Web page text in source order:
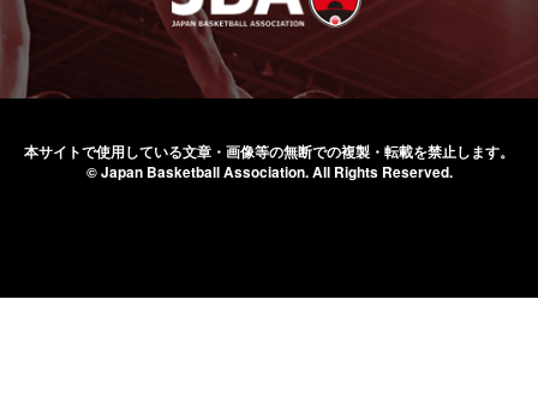
本サイトで使用している文章・画像等の無断での複製・転載を禁止します。
© Japan Basketball Association.All Rights Reserved.